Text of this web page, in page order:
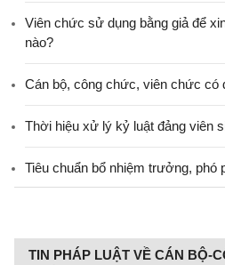
Viên chức sử dụng bằng giả để
nào?
Cán bộ, công chức, viên chức có
Thời hiệu xử lý kỷ luật đảng viên
Tiêu chuẩn bổ nhiệm trưởng, phó
TIN PHÁP LUẬT VỀ CÁN BỘ-